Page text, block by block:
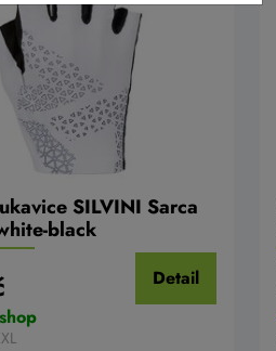
SILVINI Sarca
black
Detail